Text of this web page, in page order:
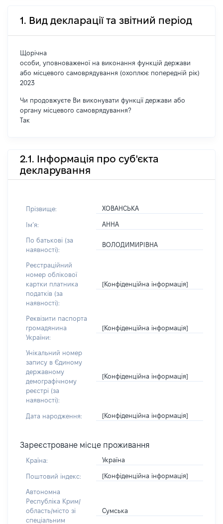
1. Вид декларації та звітний період
Щорічна
особи, уповноваженої на виконання функцій держави
або місцевого самоврядування (охоплює попередній рік)
2023
Чи продовжуєте Ви виконувати функції держави або
органу місцевого самоврядування?
Так
2.1. Інформація про суб'єкта
декларування
Прізвище: ХОВАНСЬКА
Імʼя: АННА
По батькові (за
наявності):
ВОЛОДИМИРІВНА
Реєстраційний
номер облікової
картки платника
податків (за
наявності):
[Конфіденційна інформація]
Реквізити паспорта
громадянина
України:
[Конфіденційна інформація]
Унікальний номер
запису в Єдиному
державному
демографічному
реєстрі (за
наявності):
[Конфіденційна інформація]
Дата народження: [Конфіденційна інформація]
Зареєстроване місце проживання
Країна: Україна
Поштовий індекс: [Конфіденційна інформація]
Автономна
Республіка Крим/
область/місто зі
спеціальним
Сумська